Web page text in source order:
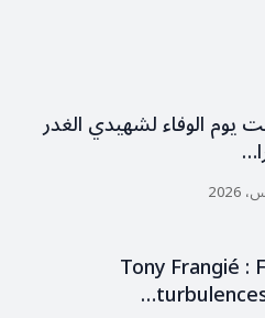
يوم الوفاء لشهيدي الغدر
Tony Frangié :